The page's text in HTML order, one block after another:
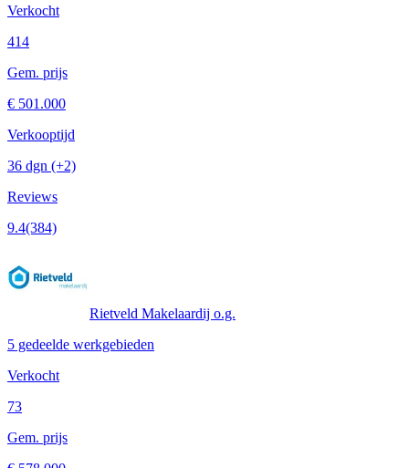
Verkocht
414
Gem. prijs
€ 501.000
Verkooptijd
36 dgn (+2)
Reviews
9.4(384)
Rietveld Makelaardij o.g.
5 gedeelde werkgebieden
Verkocht
73
Gem. prijs